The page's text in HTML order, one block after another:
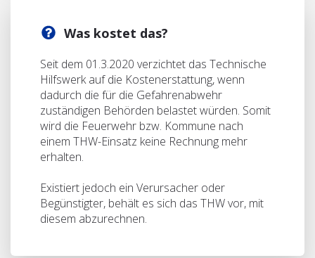
Was kostet das?
Seit dem 01.3.2020 verzichtet das Technische
Hilfswerk auf die Kostenerstattung, wenn
dadurch die für die Gefahrenabwehr
zuständigen Behörden belastet würden. Somit
wird die Feuerwehr bzw. Kommune nach
einem THW-Einsatz keine Rechnung mehr
erhalten.
Existiert jedoch ein Verursacher oder
Begünstigter, behält es sich das THW vor, mit
diesem abzurechnen.